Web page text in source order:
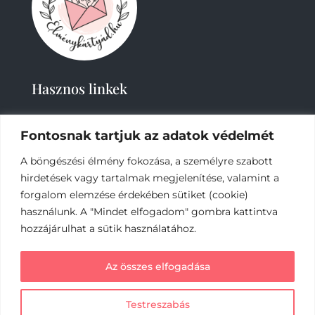
Fontosnak tartjuk az adatok védelmét
A böngészési élmény fokozása, a személyre szabott
hirdetések vagy tartalmak megjelenítése, valamint a
forgalom elemzése érdekében sütiket (cookie)
használunk. A "Mindet elfogadom" gombra kattintva
hozzájárulhat a sütik használatához.
Testreszabás
Az összes elfogadása
Hasznos linkek
2019-2023 – Élménykártyád-Nagy Tímea © Minden
jog fenntartva.
Az online fizetést a Barion Payment Zrt. biztosítja,
MNB engedély száma: H-EN-I-1064/2013